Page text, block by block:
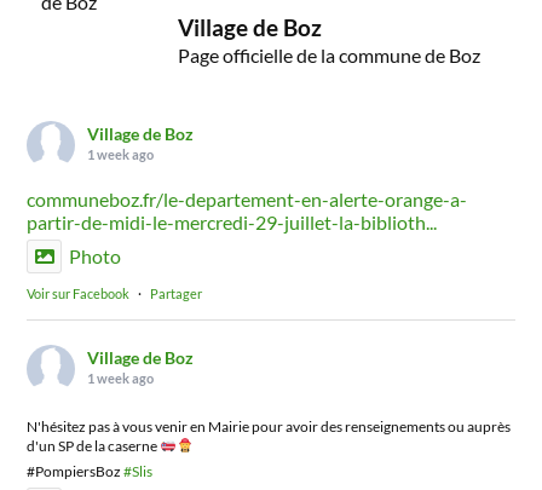
Village de Boz
Page officielle de la commune de Boz
Village de Boz
1 week ago
communeboz.fr/le-departement-en-alerte-orange-a-
partir-de-midi-le-mercredi-29-juillet-la-biblioth...
Photo
Voir sur Facebook · Partager
Village de Boz
1 week ago
N'hésitez pas à vous venir en Mairie pour avoir des renseignements ou auprès
d'un SP de la caserne
#PompiersBoz#Slis